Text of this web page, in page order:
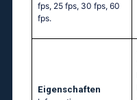
fps, 25 fps, 30 fps, 60
fps.
Eigenschaften